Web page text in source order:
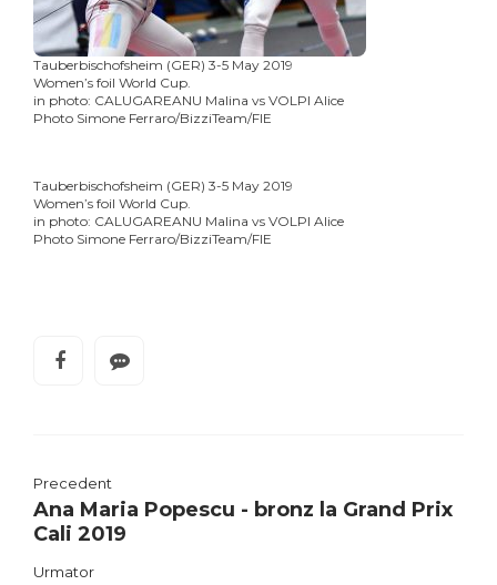
Tauberbischofsheim (GER) 3-5 May 2019
Women’s foil World Cup.
in photo: CALUGAREANU Malina vs VOLPI Alice
Photo Simone Ferraro/BizziTeam/FIE
Tauberbischofsheim (GER) 3-5 May 2019
Women’s foil World Cup.
in photo: CALUGAREANU Malina vs VOLPI Alice
Photo Simone Ferraro/BizziTeam/FIE
Precedent
Ana Maria Popescu - bronz la Grand Prix
Cali 2019
Urmator